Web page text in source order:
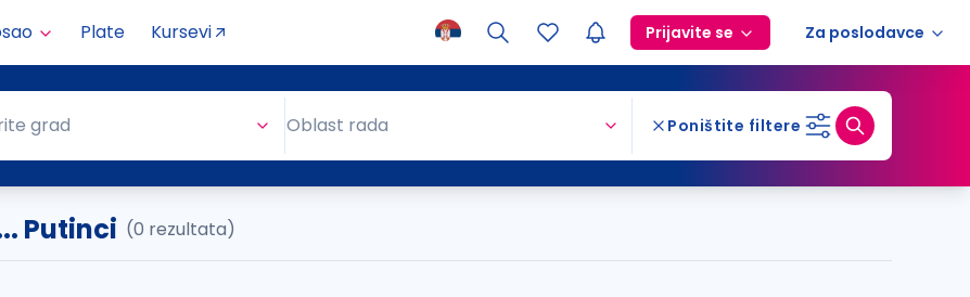
Plate Kursevi Prijavite se Za poslodavce
grad Oblast rada Poništite filtere
Putinci (0 rezultata)